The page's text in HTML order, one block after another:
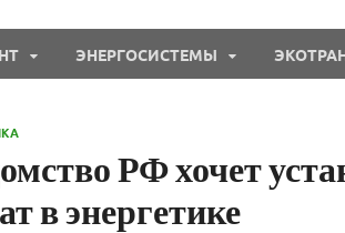
ЭНЕРГОСИСТЕМЫ
РФ хочет
в энергетике